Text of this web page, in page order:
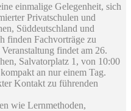
einmalige Gelegenheit, sich
Privatschulen und
Süddeutschland und
finden Fachvorträge zu
findet am 26.
Salvatorplatz 1, von 10:00
an nur einem Tag.
Kontakt zu führenden
wie Lernmethoden,